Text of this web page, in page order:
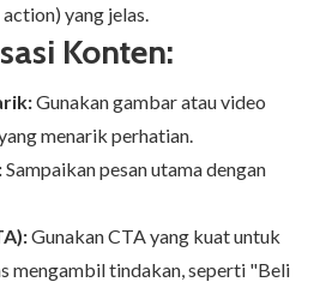
yang jelas.
Konten:
Gunakan gambar atau video
menarik perhatian.
Sampaikan pesan utama dengan
Gunakan CTA yang kuat untuk
mengambil tindakan, seperti "Beli